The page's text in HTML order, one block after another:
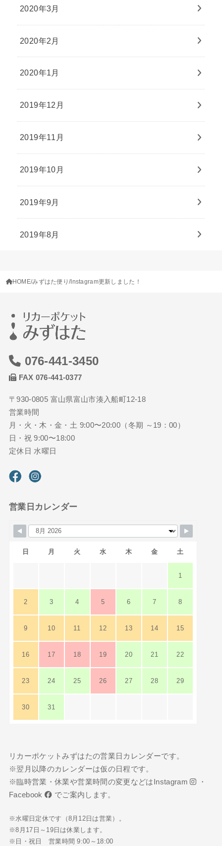
2020年3月
2020年2月
2020年1月
2019年12月
2019年11月
2019年10月
2019年9月
2019年8月
HOME みずはた便り Instagram更新しました！
076-441-3450
FAX 076-441-0377
〒930-0805 富山県富山市湊入船町12-18
営業時間
月・火・木・金・土 9:00〜20:00（冬期 ～19：00）
日・祝 9:00〜18:00
定休日 水曜日
営業日カレンダー
日 月 火 水 木 金 土
1
2 3 4 5 6 7 8
9 10 11 12 13 14 15
16 17 18 19 20 21 22
23 24 25 26 27 28 29
30 31
リカーポケットみずはたの営業日カレンダーです。
※翌月以降のカレンダーは仮の日程です。
※臨時営業・休業や営業時間の変更などは Instagram
・
Facebook
でご案内します。
※水曜日定休です（8月12日は営業）。
※8月17日～19日は休業します。
※日・祝日 営業時間 9:00～18:00